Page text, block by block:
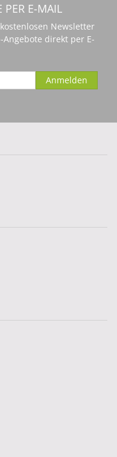
PER E-MAIL
Newsletter
direkt per E-